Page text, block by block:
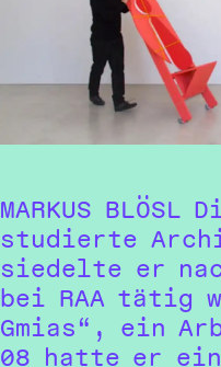
MARKUS
studierte
siedelte er
bei RAA tätig
Gmias“, ein
08 hatte er